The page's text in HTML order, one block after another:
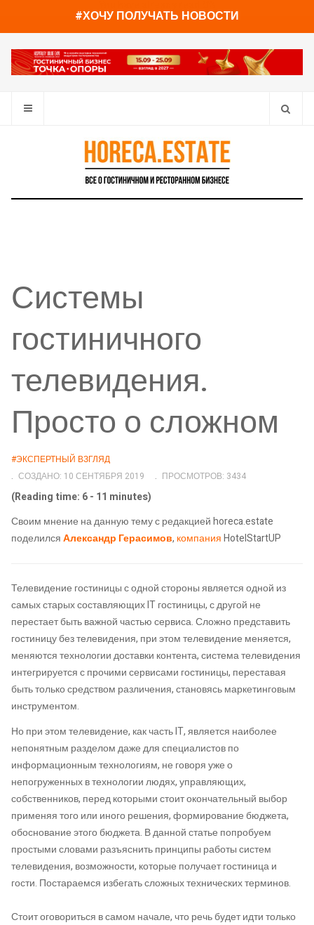
#ХОЧУ ПОЛУЧАТЬ НОВОСТИ
Системы
гостиничного
телевидения.
Просто о сложном
#ЭКСПЕРТНЫЙ ВЗГЛЯД
СОЗДАНО: 10 СЕНТЯБРЯ 2019
ПРОСМОТРОВ: 3434
(Reading time: 6 - 11 minutes)
Своим мнение на данную тему с редакцией horeca.estate
поделилсяАлександр Герасимов, компанияHotelStartUP
Телевидение гостиницы с одной стороны является одной из
самых старых составляющих IT гостиницы, с другой не
перестает быть важной частью сервиса. Сложно представить
гостиницу без телевидения, при этом телевидение меняется,
меняются технологии доставки контента, система телевидения
интегрируется с прочими сервисами гостиницы, переставая
быть только средством различения, становясь маркетинговым
инструментом.
Но при этом телевидение, как часть IT, является наиболее
непонятным разделом даже для специалистов по
информационным технологиям, не говоря уже о
непогруженных в технологии людях, управляющих,
собственников, перед которыми стоит окончательный выбор
применяя того или иного решения, формирование бюджета,
обоснование этого бюджета. В данной статье попробуем
простыми словами разъяснить принципы работы систем
телевидения, возможности, которые получает гостиница и
гости. Постараемся избегать сложных технических терминов.
Стоит оговориться в самом начале, что речь будет идти только